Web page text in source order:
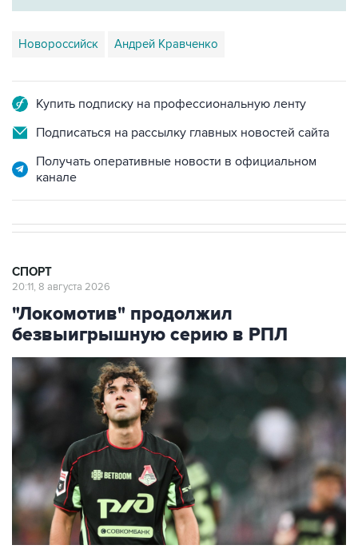
Новороссийск Андрей Кравченко
Купить подписку на профессиональную ленту
Подписаться на рассылку главных новостей сайта
Получать оперативные новости в официальном
канале
СПОРТ
20:11, 8 августа 2026
"Локомотив" продолжил
безвыигрышную серию в РПЛ